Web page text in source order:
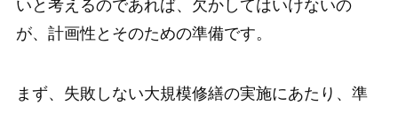
いと考えるのであれば、欠かしてはいけないの
が、計画性とそのための準備です。
まず、失敗しない大規模修繕の実施にあたり、準